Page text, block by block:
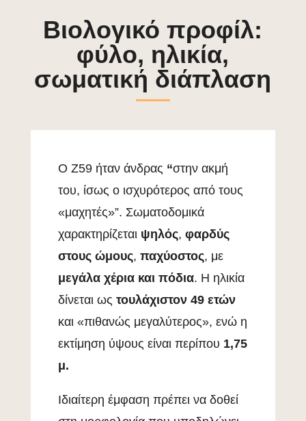
Βιολογικό προφίλ:
φύλο, ηλικία,
σωματική διάπλαση
Ο Ζ59 ήταν άνδρας “στην ακμή
του, ίσως ο ισχυρότερος από τους
«μαχητές»”. Σωματοδομικά
χαρακτηρίζεται ψηλός, φαρδύς
στους ώμους, παχύοστος, με
μεγάλα χέρια και πόδια. Η ηλικία
δίνεται ως τουλάχιστον 49 ετών
και «πιθανώς μεγαλύτερος», ενώ η
εκτίμηση ύψους είναι περίπου 1,75
μ.
Ιδιαίτερη έμφαση πρέπει να δοθεί